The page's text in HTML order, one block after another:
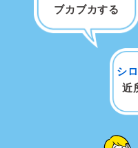
ブカブカする
シ
近